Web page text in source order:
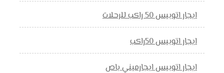
ايجار اتوبيس 50 راكب للرحلات
ايجار اتوبيس 50راكب
ايجار اتوبيس ايجارميني باص